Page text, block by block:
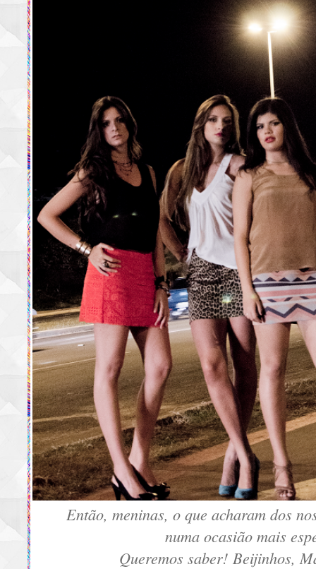
Então, meninas, o que acharam dos
numa ocasião mais
Queremos saber! Beijinhos,